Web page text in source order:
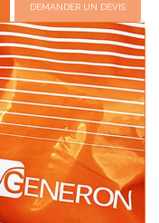
DEMANDER UN DEVIS